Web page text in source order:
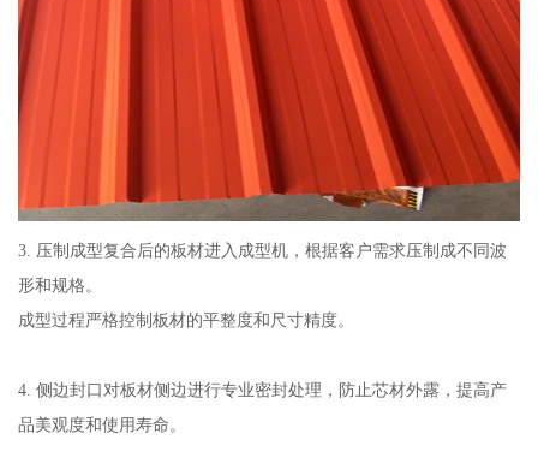
3. 压制成型复合后的板材进入成型机，根据客户需求压制成不同波
形和规格。
成型过程严格控制板材的平整度和尺寸精度。
4. 侧边封口对板材侧边进行专业密封处理，防止芯材外露，提高产
品美观度和使用寿命。